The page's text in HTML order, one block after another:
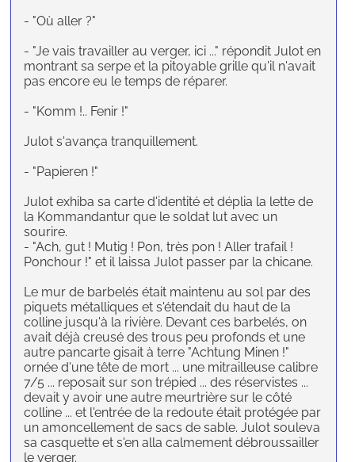
- "Où aller ?"
- "Je vais travailler au verger, ici ..." répondit Julot en
montrant sa serpe et la pitoyable grille qu'il n'avait
pas encore eu le temps de réparer.
- "Komm !.. Fenir !"
Julot s'avança tranquillement.
- "Papieren !"
Julot exhiba sa carte d'identité et déplia la lette de
la Kommandantur que le soldat lut avec un
sourire.
- "Ach, gut ! Mutig ! Pon, très pon ! Aller trafail !
Ponchour !" et il laissa Julot passer par la chicane.
Le mur de barbelés était maintenu au sol par des
piquets métalliques et s'étendait du haut de la
colline jusqu'à la rivière. Devant ces barbelés, on
avait déjà creusé des trous peu profonds et une
autre pancarte gisait à terre "Achtung Minen !"
ornée d'une tête de mort ... une mitrailleuse calibre
7/5 ... reposait sur son trépied ... des réservistes ...
devait y avoir une autre meurtrière sur le côté
colline ... et l'entrée de la redoute était protégée par
un amoncellement de sacs de sable. Julot souleva
sa casquette et s'en alla calmement débroussailler
le verger.